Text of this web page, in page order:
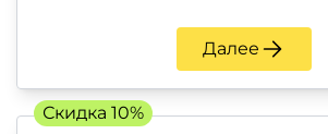
Далее
Скидка 10%